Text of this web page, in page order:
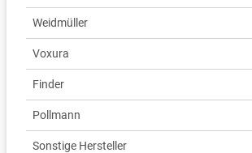
Weidmüller
Voxura
Finder
Pollmann
Sonstige Hersteller